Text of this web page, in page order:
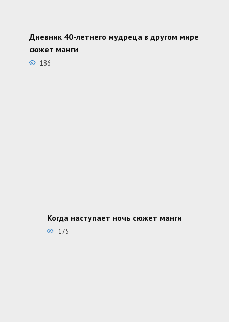
Дневник 40-летнего мудреца в другом мире
сюжет манги
186
Когда наступает ночь сюжет манги
175